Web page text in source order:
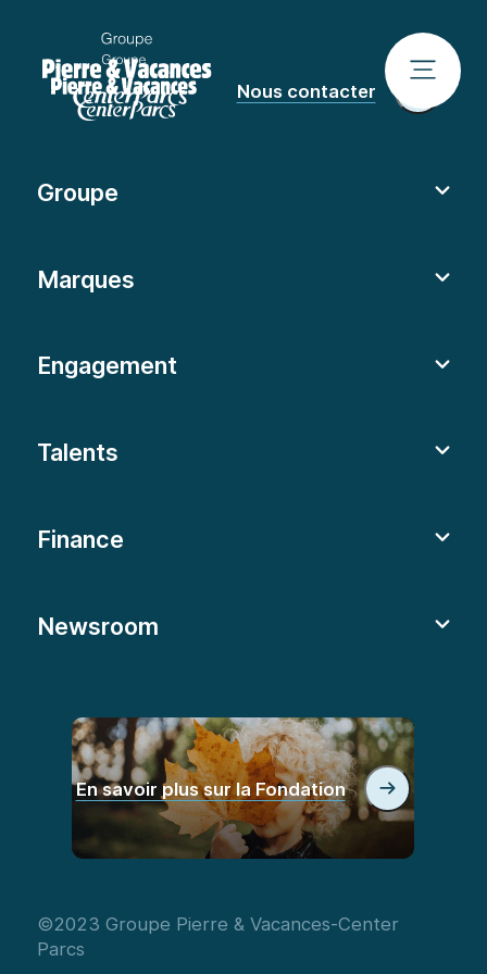
Nous contacter
Groupe
Marques
Engagement
Talents
Finance
Newsroom
En savoir plus sur la Fondation
©2023 Groupe Pierre & Vacances-Center
Parcs